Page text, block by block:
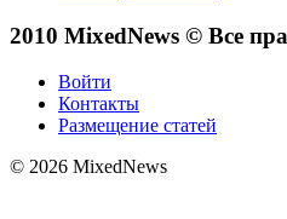
2010 MixedNews © Все
Войти
Контакты
Размещение статей
© 2026 MixedNews